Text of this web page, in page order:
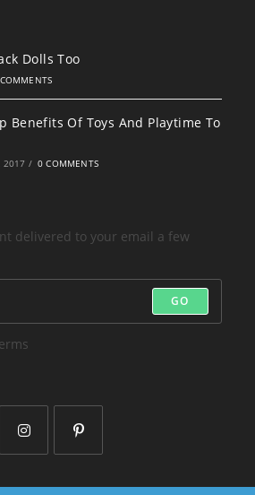
Dolls Too
Benefits Of Toys And Playtime To
2017 / 0 COMMENTS
delivered to your email a few
GO
in